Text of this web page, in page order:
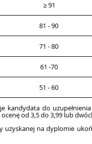
≥ 91
81 - 90
71 - 80
61 -70
51 - 60
kandydata do
od 3,5 do 3,99 lub
uzyskanej na dyplomie